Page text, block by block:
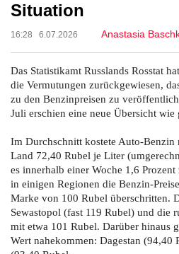
Situation
16:28 6.07.2026 Anastasia
Das Statistikamt Russlands Rosstat
die Vermutungen zurückgewiesen,
zu den Benzinpreisen zu
Juli erschien eine neue Übersicht wie
Im Durchschnitt kostete Auto-
Land 72,40 Rubel je Liter
es innerhalb einer Woche 1,6
in einigen Regionen die Benzin-
Marke von 100 Rubel überschritten.
Sewastopol (fast 119 Rubel) und die
mit etwa 101 Rubel. Darüber hinaus
Wert nahekommen: Dagestan (94,40